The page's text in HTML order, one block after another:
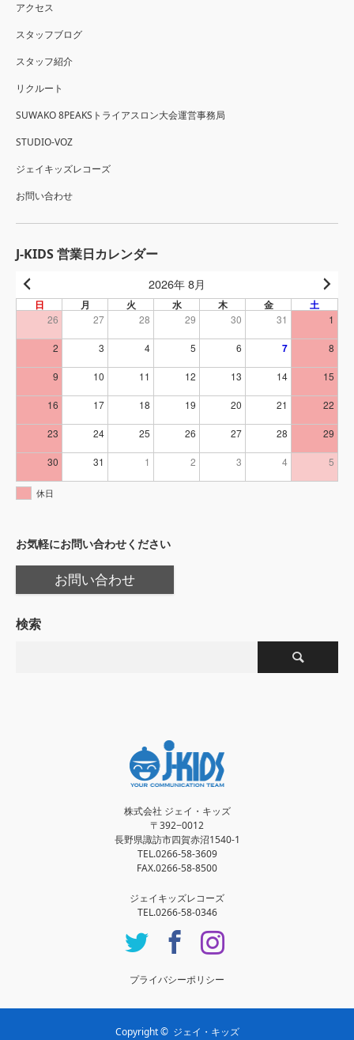
アクセス
スタッフブログ
スタッフ紹介
リクルート
SUWAKO 8PEAKSトライアスロン大会運営事務局
STUDIO-VOZ
ジェイキッズレコーズ
お問い合わせ
J-KIDS 営業日カレンダー
2026年 8月
日 月 火 水 木 金 土
26 27 28 29 30 31 1
2 3 4 5 6 7 8
9 10 11 12 13 14 15
16 17 18 19 20 21 22
23 24 25 26 27 28 29
30 31 1 2 3 4 5
休日
お気軽にお問い合わせください
お問い合わせ
検索
株式会社 ジェイ・キッズ
〒392−0012
長野県諏訪市四賀赤沼1540-1
TEL.0266-58-3609
FAX.0266-58-8500
ジェイキッズレコーズ
TEL.0266-58-0346
Instagram
プライバシーポリシー
Copyright © ジェイ・キッズ